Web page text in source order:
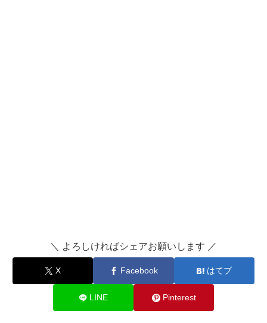
＼ よろしければシェアお願いします ／
X Facebook はてブ
LINE Pinterest